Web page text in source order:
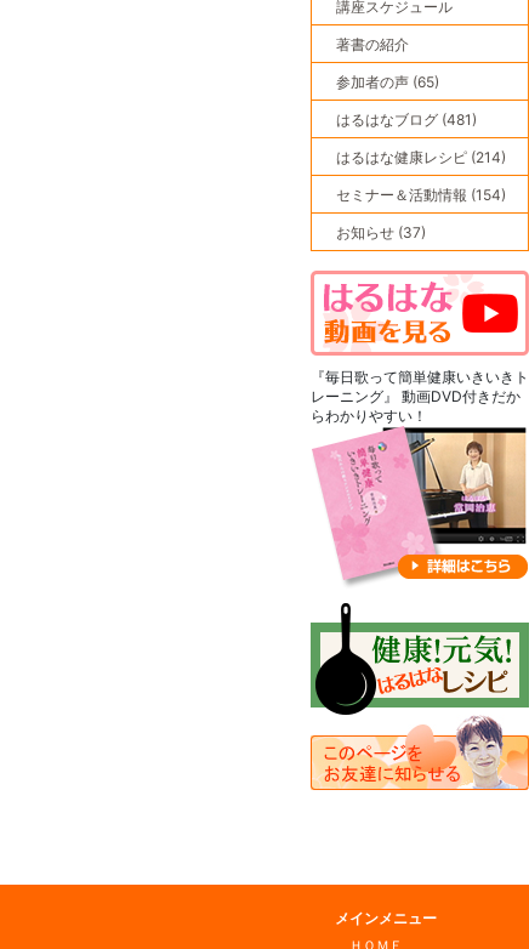
講座スケジュール
著書の紹介
参加者の声 (65)
はるはなブログ (481)
はるはな健康レシピ (214)
セミナー＆活動情報 (154)
お知らせ (37)
『毎日歌って簡単健康いきいきト
レーニング』 動画DVD付きだか
らわかりやすい！
メインメニュー
ＨＯＭＥ